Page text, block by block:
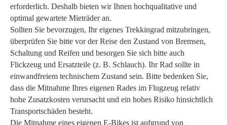
erforderlich. Deshalb bieten wir Ihnen hochqualitative und
optimal gewartete Mieträder an.
Sollten Sie bevorzugen, Ihr eigenes Trekkingrad mitzubringen,
überprüfen Sie bitte vor der Reise den Zustand von Bremsen,
Schaltung und Reifen und besorgen Sie sich bitte auch
Flickzeug und Ersatzteile (z. B. Schlauch). Ihr Rad sollte in
einwandfreiem technischem Zustand sein. Bitte bedenken Sie,
dass die Mitnahme Ihres eigenen Rades im Flugzeug relativ
hohe Zusatzkosten verursacht und ein hohes Risiko hinsichtlich
Transportschäden besteht.
Die Mitnahme eines eigenen E-Bikes ist aufgrund von